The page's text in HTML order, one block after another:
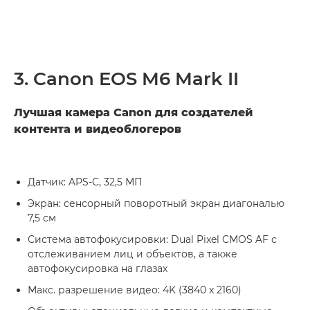
3. Canon EOS M6 Mark II
Лучшая камера Canon для создателей
контента и видеоблогеров
Датчик: APS-C, 32,5 МП
Экран: сенсорный поворотный экран диагональю
7,5 см
Система автофокусировки: Dual Pixel CMOS AF с
отслеживанием лиц и объектов, а также
автофокусировка на глазах
Макс. разрешение видео: 4K (3840 x 2160)